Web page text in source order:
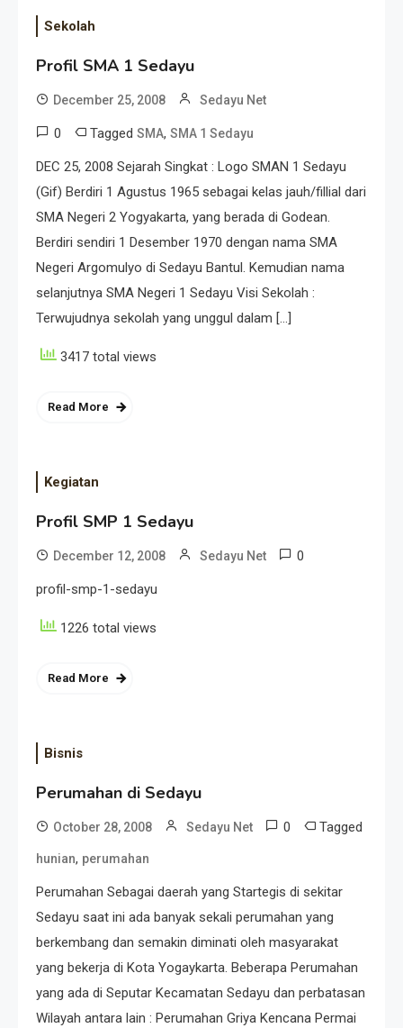
Sekolah
Profil SMA 1 Sedayu
December 25, 2008 Sedayu Net
0 Tagged SMA, SMA 1 Sedayu
DEC 25, 2008 Sejarah Singkat : Logo SMAN 1 Sedayu
(Gif) Berdiri 1 Agustus 1965 sebagai kelas jauh/fillial dari
SMA Negeri 2 Yogyakarta, yang berada di Godean.
Berdiri sendiri 1 Desember 1970 dengan nama SMA
Negeri Argomulyo di Sedayu Bantul. Kemudian nama
selanjutnya SMA Negeri 1 Sedayu Visi Sekolah :
Terwujudnya sekolah yang unggul dalam […]
3417 total views
Read More
Kegiatan
Profil SMP 1 Sedayu
December 12, 2008 Sedayu Net 0
profil-smp-1-sedayu
1226 total views
Read More
Bisnis
Perumahan di Sedayu
October 28, 2008 Sedayu Net 0 Tagged
hunian, perumahan
Perumahan Sebagai daerah yang Startegis di sekitar
Sedayu saat ini ada banyak sekali perumahan yang
berkembang dan semakin diminati oleh masyarakat
yang bekerja di Kota Yogaykarta. Beberapa Perumahan
yang ada di Seputar Kecamatan Sedayu dan perbatasan
Wilayah antara lain : Perumahan Griya Kencana Permai